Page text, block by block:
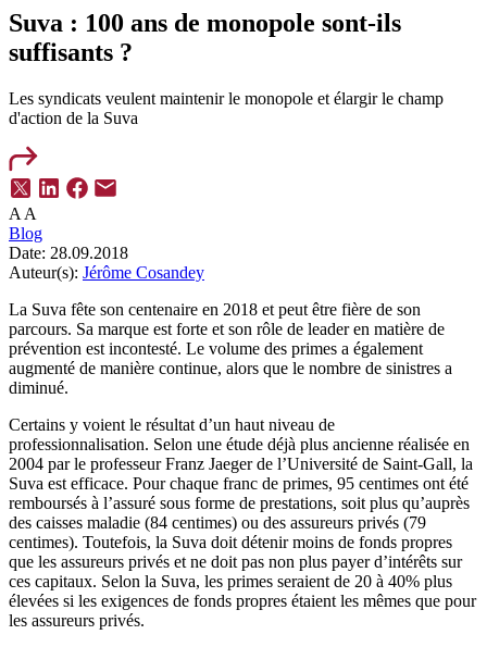
Suva : 100 ans de monopole sont-ils
suffisants ?
Les syndicats veulent maintenir le monopole et élargir le champ
d'action de la Suva
A A
Blog
Date: 28.09.2018
Auteur(s): Jérôme Cosandey
La Suva fête son centenaire en 2018 et peut être fière de son
parcours. Sa marque est forte et son rôle de leader en matière de
prévention est incontesté. Le volume des primes a également
augmenté de manière continue, alors que le nombre de sinistres a
diminué.
Certains y voient le résultat d’un haut niveau de
professionnalisation. Selon une étude déjà plus ancienne réalisée en
2004 par le professeur Franz Jaeger de l’Université de Saint-Gall, la
Suva est efficace. Pour chaque franc de primes, 95 centimes ont été
remboursés à l’assuré sous forme de prestations, soit plus qu’auprès
des caisses maladie (84 centimes) ou des assureurs privés (79
centimes). Toutefois, la Suva doit détenir moins de fonds propres
que les assureurs privés et ne doit pas non plus payer d’intérêts sur
ces capitaux. Selon la Suva, les primes seraient de 20 à 40% plus
élevées si les exigences de fonds propres étaient les mêmes que pour
les assureurs privés.